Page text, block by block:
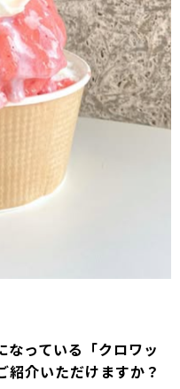
なっている「クロワッ
紹介いただけますか？